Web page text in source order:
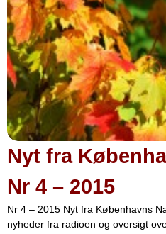
Nyt fra
Nr 4 – 2015
Nr 4 – 2015 Nyt fra Københavns
nyheder fra radioen og oversigt